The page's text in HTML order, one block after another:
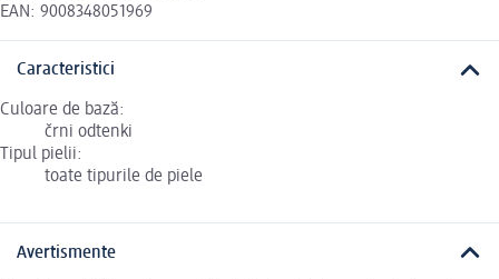
EAN: 9008348051969
Caracteristici
Culoare de bază:
črni odtenki
Tipul pielii:
toate tipurile de piele
Avertismente